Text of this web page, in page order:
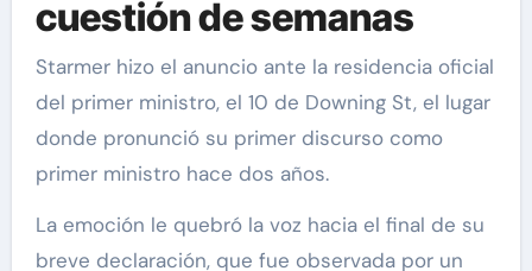
cuestión de semanas
Starmer hizo el anuncio ante la residencia oficial
del primer ministro, el 10 de Downing St, el lugar
donde pronunció su primer discurso como
primer ministro hace dos años.
La emoción le quebró la voz hacia el final de su
breve declaración, que fue observada por un